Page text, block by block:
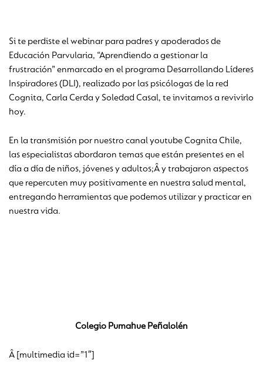
Si te perdiste el webinar para padres y apoderados de
Educación Parvularia, “Aprendiendo a gestionar la
frustración” enmarcado en el programa Desarrollando Líderes
Inspiradores (DLI), realizado por las psicólogas de la red
Cognita, Carla Cerda y Soledad Casal, te invitamos a revivirlo
hoy.
En la transmisión por nuestro canal youtube Cognita Chile,
las especialistas abordaron temas que están presentes en el
día a día de niños, jóvenes y adultos;Â y trabajaron aspectos
que repercuten muy positivamente en nuestra salud mental,
entregando herramientas que podemos utilizar y practicar en
nuestra vida.
Colegio Pumahue Peñalolén
Â [multimedia id=”1″]